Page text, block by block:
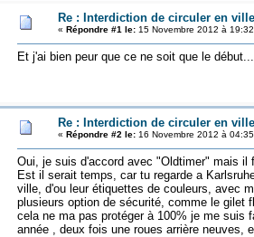
Re : Interdiction de circuler en
« Répondre #1 le:15 Novembre 2012 à
Et j'ai bien peur que ce ne soit que le début...
Re : Interdiction de circuler en
« Répondre #2 le:16 Novembre 2012 à
Oui, je suis d'accord avec "Oldtimer" mais il
Est il serait temps, car tu regarde a
ville, d'ou leur étiquettes de couleurs, avec
plusieurs option de sécurité, comme le gilet
cela ne ma pas protéger à 100% je me suis
année , deux fois une roues arrière neuves,